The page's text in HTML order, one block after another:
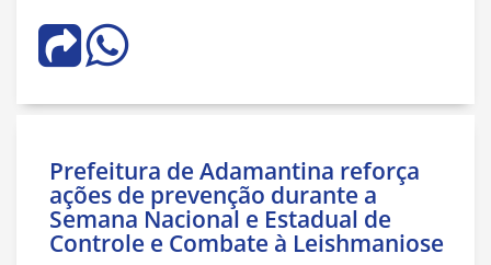
Prefeitura de Adamantina reforça
ações de prevenção durante a
Semana Nacional e Estadual de
Controle e Combate à Leishmaniose